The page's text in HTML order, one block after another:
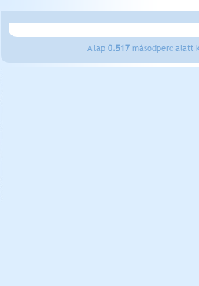
A lap 0.517 másodperc alatt